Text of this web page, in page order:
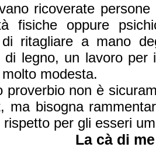
ricoverate persone
fisiche oppure
ritagliare a mano
di legno, un lavoro per
molto modesta.
proverbio non è
ma bisogna
rispetto per gli esseri
La cà di